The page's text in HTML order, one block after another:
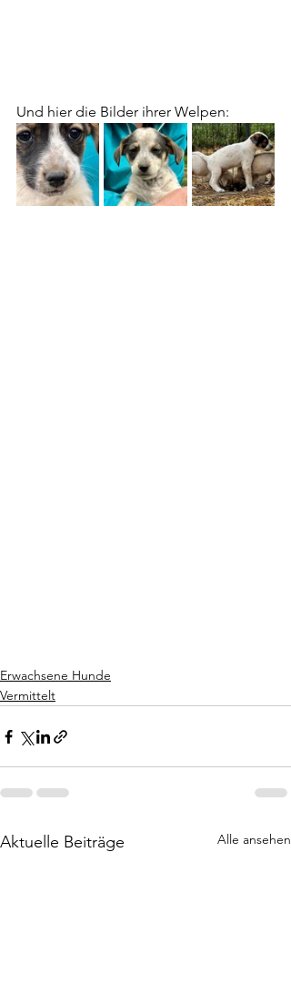
Und hier die Bilder ihrer Welpen:
Erwachsene Hunde
Vermittelt
Aktuelle Beiträge Alle ansehen